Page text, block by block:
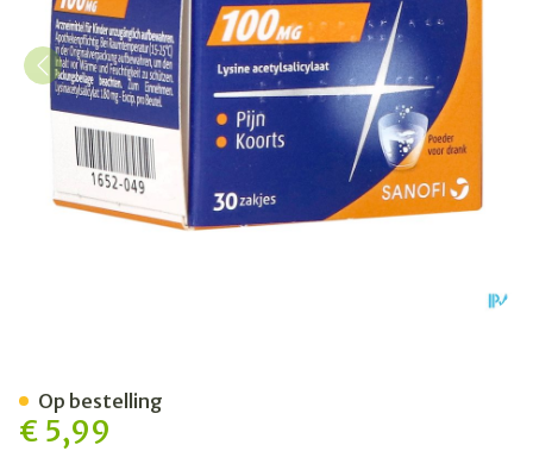
€ 5,99
Op bestelling